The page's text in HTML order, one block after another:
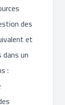
des
et
un
: